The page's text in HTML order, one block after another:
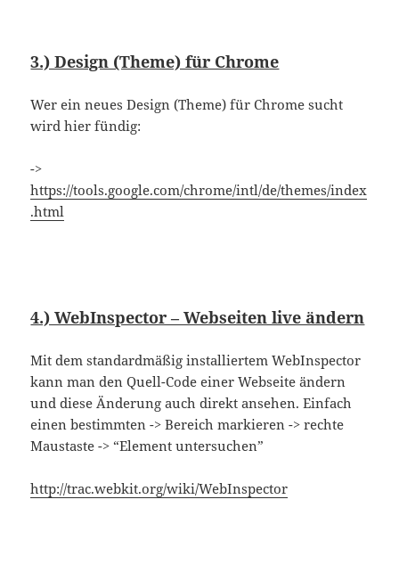
3.) Design (Theme) für Chrome
Wer ein neues Design (Theme) für Chrome sucht
wird hier fündig:
->
https://tools.google.com/chrome/intl/de/themes/index
.html
4.) WebInspector – Webseiten live ändern
Mit dem standardmäßig installiertem WebInspector
kann man den Quell-Code einer Webseite ändern
und diese Änderung auch direkt ansehen. Einfach
einen bestimmten -> Bereich markieren -> rechte
Maustaste -> “Element untersuchen”
http://trac.webkit.org/wiki/WebInspector